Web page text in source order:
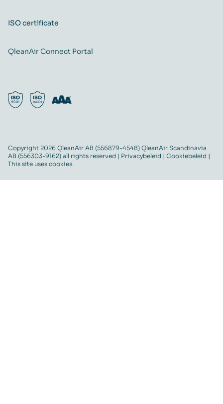
ISO certificate
QleanAir Connect Portal
Copyright 2026 QleanAir AB (556879-4548) QleanAir Scandinavia
AB (556303-9162) all rights reserved | Privacybeleid | Cookiebeleid |
This site uses cookies.